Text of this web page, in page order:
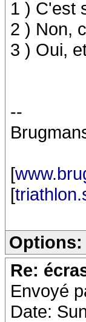
1 ) C'est
2 ) Non,
3 ) Oui,
--
[
[
Options:
Re:
Envoyé
Date: